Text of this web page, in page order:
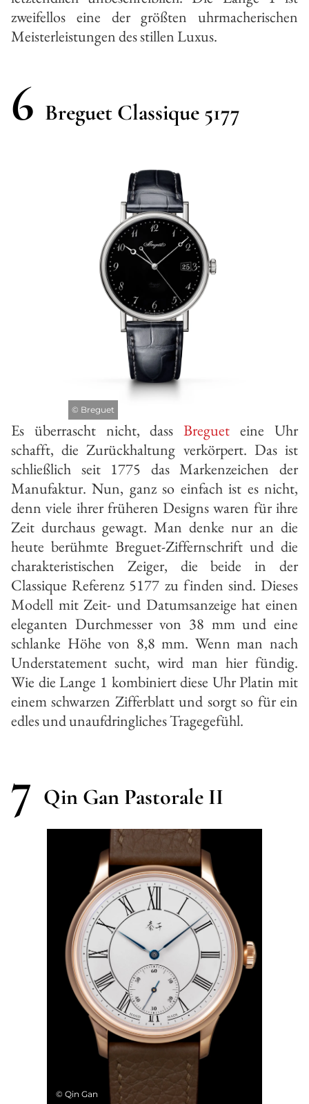
zweifellos eine der größten uhrmacherischen
Meisterleistungen des stillen Luxus.
6 Breguet Classique 5177
© Breguet
Es überrascht nicht, dassBreguet eine Uhr
schafft, die Zurückhaltung verkörpert. Das ist
schließlich seit 1775 das Markenzeichen der
Manufaktur. Nun, ganz so einfach ist es nicht,
denn viele ihrer früheren Designs waren für ihre
Zeit durchaus gewagt. Man denke nur an die
heute berühmte Breguet-Ziffernschrift und die
charakteristischen Zeiger, die beide in der
Classique Referenz 5177 zu finden sind. Dieses
Modell mit Zeit- und Datumsanzeige hat einen
eleganten Durchmesser von 38 mm und eine
schlanke Höhe von 8,8 mm. Wenn man nach
Understatement sucht, wird man hier fündig.
Wie die Lange 1 kombiniert diese Uhr Platin mit
einem schwarzen Zifferblatt und sorgt so für ein
edles und unaufdringliches Tragegefühl.
7 Qin Gan Pastorale II
© Qin Gan